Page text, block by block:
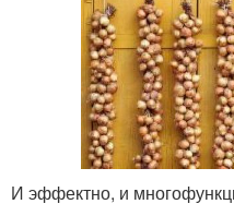
И эффектно, и